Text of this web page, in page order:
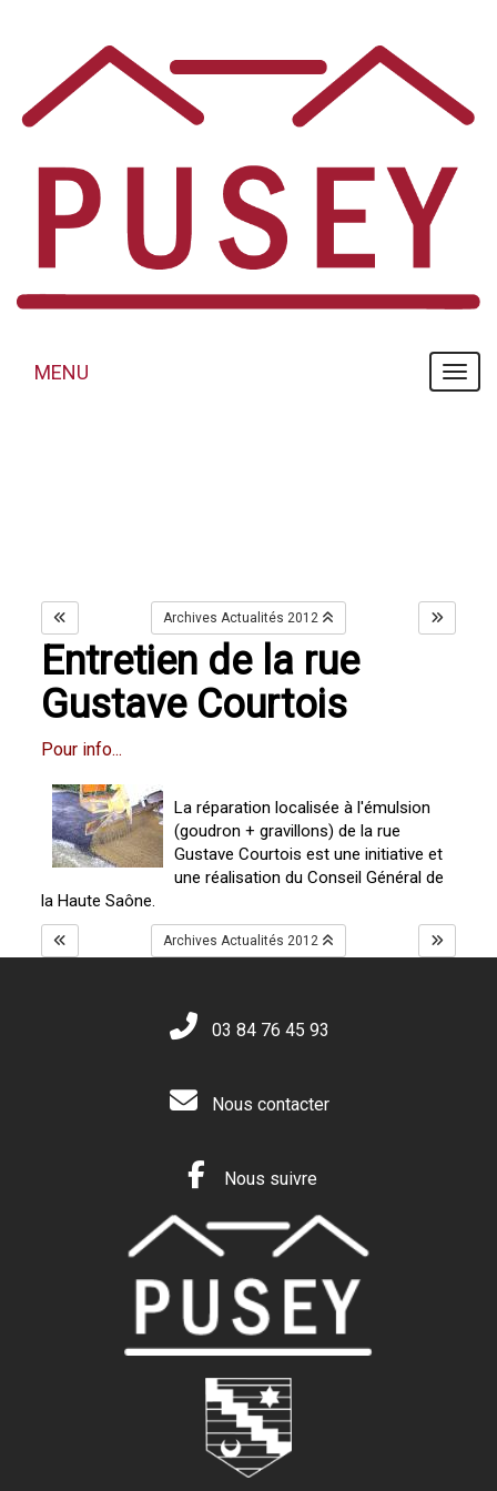
MENU
MENU
Archives Actualités 2012
Entretien de la rue
Gustave Courtois
Pour info...
La réparation localisée à l'émulsion
(goudron + gravillons) de la rue
Gustave Courtois est une initiative et
une réalisation du Conseil Général de
la Haute Saône.
Archives Actualités 2012
03 84 76 45 93
Nous contacter
Nous suivre